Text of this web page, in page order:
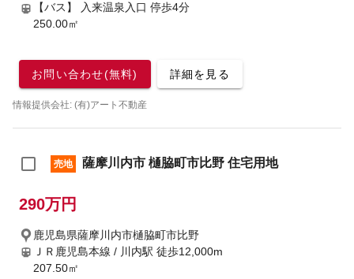
【バス】 入来温泉入口 停歩4分
250.00㎡
お問い合わせ(無料) 詳細を見る
情報提供会社: (有)アート不動産
売地 薩摩川内市 樋脇町市比野 住宅用地
290万円
鹿児島県薩摩川内市樋脇町市比野
ＪＲ鹿児島本線 / 川内駅 徒歩12,000m
207.50㎡